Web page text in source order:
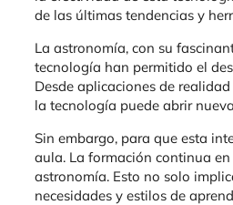
de las últimas tendencias y
La astronomía, con su
tecnología han permitido el
Desde aplicaciones de
la tecnología puede abrir
Sin embargo, para que esta
aula. La formación continua
astronomía. Esto no solo
necesidades y estilos de